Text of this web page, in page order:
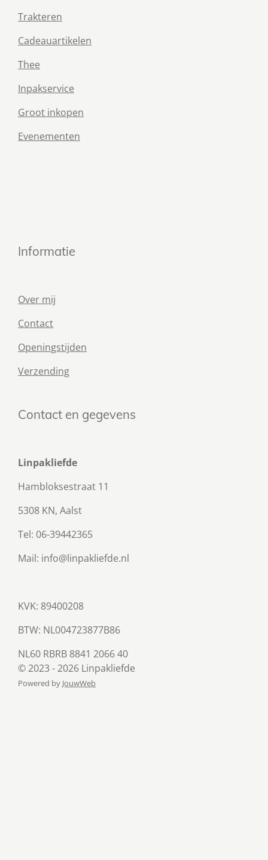
Trakteren
Cadeauartikelen
Thee
Inpakservice
Groot inkopen
Evenementen
Informatie
Over mij
Contact
Openingstijden
Verzending
Contact en gegevens
Linpakliefde
Hambloksestraat 11
5308 KN, Aalst
Tel: 06-39442365
Mail: info@linpakliefde.nl
KVK: 89400208
BTW: NL004723877B86
NL60 RBRB 8841 2066 40
© 2023 - 2026 Linpakliefde
Powered by JouwWeb